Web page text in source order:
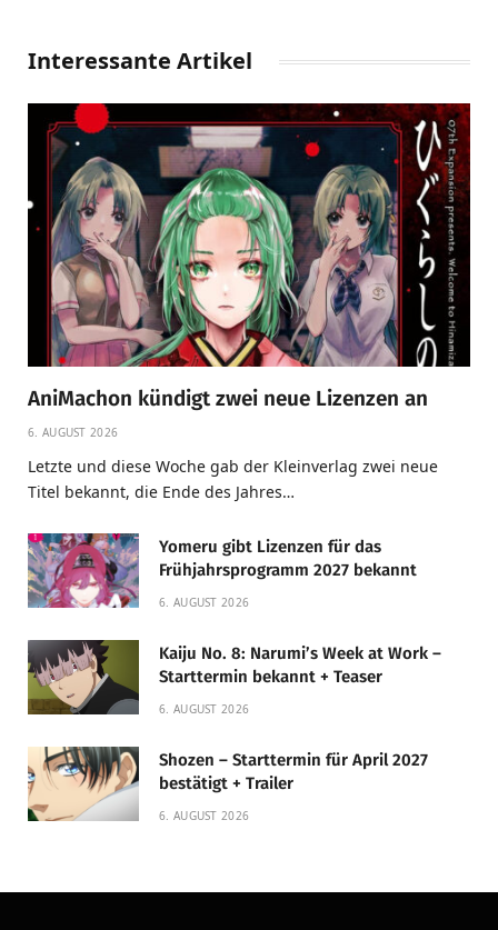
Interessante Artikel
AniMachon kündigt zwei neue Lizenzen an
6. AUGUST 2026
Letzte und diese Woche gab der Kleinverlag zwei neue
Titel bekannt, die Ende des Jahres…
Yomeru gibt Lizenzen für das
Frühjahrsprogramm 2027 bekannt
6. AUGUST 2026
Kaiju No. 8: Narumi’s Week at Work –
Starttermin bekannt + Teaser
6. AUGUST 2026
Shozen – Starttermin für April 2027
bestätigt + Trailer
6. AUGUST 2026